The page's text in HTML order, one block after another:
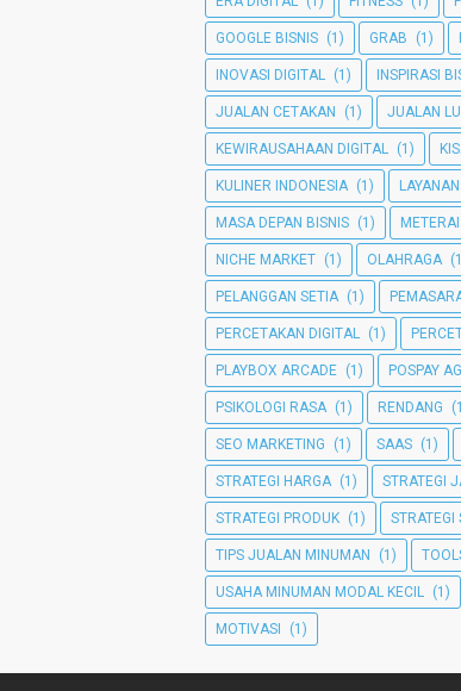
GOOGLE BISNIS (1) GRAB (1)
INOVASI DIGITAL (1) INSPIRASI
JUALAN CETAKAN (1) JUALAN
KEWIRAUSAHAAN DIGITAL (1)
KULINER INDONESIA (1)
MASA DEPAN BISNIS (1) METERAI
NICHE MARKET (1) OLAHRAGA
PELANGGAN SETIA (1)
PERCETAKAN DIGITAL (1)
PLAYBOX ARCADE (1) POSPAY
PSIKOLOGI RASA (1) RENDANG
SEO MARKETING (1) SAAS (1)
STRATEGI HARGA (1) STRATEGI
STRATEGI PRODUK (1) STRATEGI
TIPS JUALAN MINUMAN (1)
USAHA MINUMAN MODAL KECIL (1)
MOTIVASI (1)